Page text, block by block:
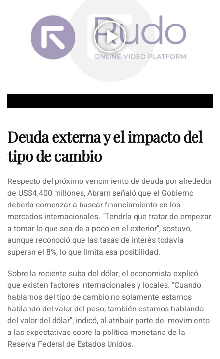
Deuda externa y el impacto del
tipo de cambio
Respecto del próximo vencimiento de deuda por alrededor
de US$4.400 millones,Abram señaló que el Gobierno
debería comenzar a buscar financiamiento en los
mercados internacionales. "Tendría que tratar de empezar
a tomar lo que sea de a poco en el exterior", sostuvo,
aunque reconoció que las tasas de interés todavía
superan el 8%, lo que limita esa posibilidad.
Sobre la reciente suba del dólar, el economista explicó
que existen factores internacionales y locales. "Cuando
hablamos del tipo de cambio no solamente estamos
hablando del valor del peso, también estamos hablando
del valor del dólar", indicó, al atribuir parte del movimiento
a las expectativas sobre la política monetaria de la
Reserva Federal de Estados Unidos.